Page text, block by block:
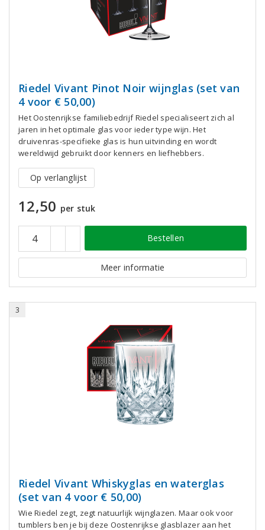
Riedel Vivant Pinot Noir wijnglas (set van
4 voor € 50,00)
Het Oostenrijkse familiebedrijf Riedel specialiseert zich al
jaren in het optimale glas voor ieder type wijn. Het
druivenras-specifieke glas is hun uitvinding en wordt
wereldwijd gebruikt door kenners en liefhebbers.
Op verlanglijst
12,50 per stuk
Bestellen
Meer informatie
3
Riedel Vivant Whiskyglas en waterglas
(set van 4 voor € 50,00)
Wie Riedel zegt, zegt natuurlijk wijnglazen. Maar ook voor
tumblers ben je bij deze Oostenrijkse glasblazer aan het